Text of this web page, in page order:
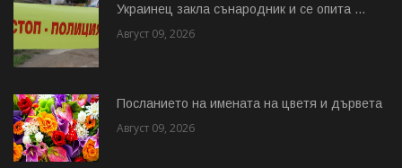
Украинец закла сънародник и се опита ...
Август 09, 2026
Посланието на имената на цветя и дървета
Август 09, 2026